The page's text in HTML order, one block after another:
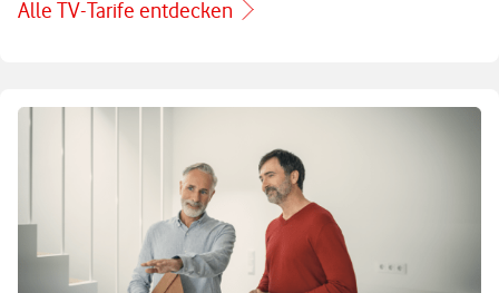
Alle TV-Tarife entdecken